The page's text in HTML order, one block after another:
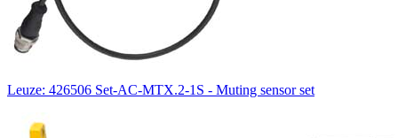
Leuze: 426506 Set-AC-MTX.2-1S - Muting sensor set